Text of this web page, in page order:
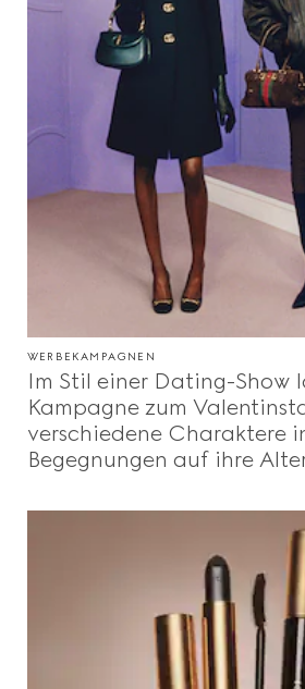
WERBEKAMPAGNEN
Im Stil einer Dating-Show
Kampagne zum
verschiedene Charaktere
Begegnungen auf ihre